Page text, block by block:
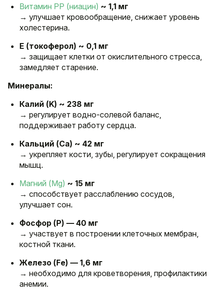
Витамин PP (ниацин) ~ 1,1 мг
→ улучшает кровообращение, снижает уровень
холестерина.
E (токоферол) ~ 0,1 мг
→ защищает клетки от окислительного стресса,
замедляет старение.
Минералы:
Калий (K) ~ 238 мг
→ регулирует водно-солевой баланс,
поддерживает работу сердца.
Кальций (Ca) ~ 42 мг
→ укрепляет кости, зубы, регулирует сокращения
мышц.
Магний (Mg) ~ 15 мг
→ способствует расслаблению сосудов,
улучшает сон.
Фосфор (P) — 40 мг
→ участвует в построении клеточных мембран,
костной ткани.
Железо (Fe) — 1,6 мг
→ необходимо для кроветворения, профилактики
анемии.